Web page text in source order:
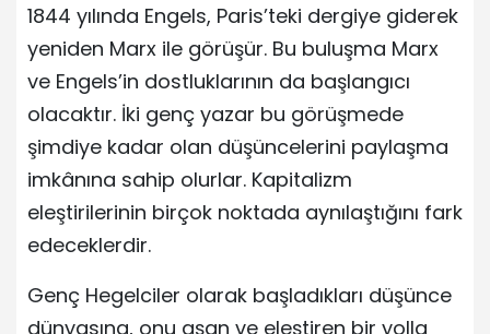
1844 yılında Engels, Paris’teki dergiye giderek
yeniden Marx ile görüşür. Bu buluşma Marx
ve Engels’in dostluklarının da başlangıcı
olacaktır. İki genç yazar bu görüşmede
şimdiye kadar olan düşüncelerini paylaşma
imkânına sahip olurlar. Kapitalizm
eleştirilerinin birçok noktada aynılaştığını fark
edeceklerdir.
Genç Hegelciler olarak başladıkları düşünce
dünyasına, onu aşan ve eleştiren bir yolla